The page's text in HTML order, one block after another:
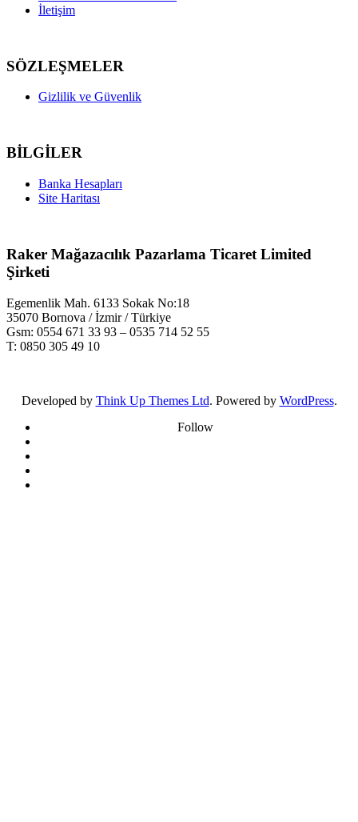
İletişim
SÖZLEŞMELER
Gizlilik ve Güvenlik
BİLGİLER
Banka Hesapları
Site Haritası
Raker Mağazacılık Pazarlama Ticaret Limited
Şirketi
Egemenlik Mah. 6133 Sokak No:18
35070 Bornova / İzmir / Türkiye
Gsm: 0554 671 33 93 – 0535 714 52 55
T: 0850 305 49 10
Developed by Think Up Themes Ltd. Powered by WordPress.
Follow